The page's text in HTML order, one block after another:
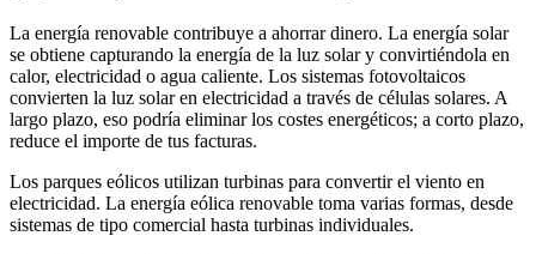
La energía renovable contribuye a ahorrar dinero. La energía solar
se obtiene capturando la energía de la luz solar y convirtiéndola en
calor, electricidad o agua caliente. Los sistemas fotovoltaicos
convierten la luz solar en electricidad a través de células solares. A
largo plazo, eso podría eliminar los costes energéticos; a corto plazo,
reduce el importe de tus facturas.
Los parques eólicos utilizan turbinas para convertir el viento en
electricidad. La energía eólica renovable toma varias formas, desde
sistemas de tipo comercial hasta turbinas individuales.